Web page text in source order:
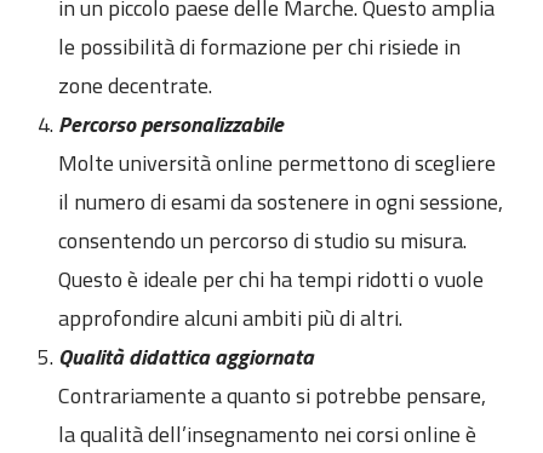
in un piccolo paese delle Marche. Questo amplia
le possibilità di formazione per chi risiede in
zone decentrate.
Percorso personalizzabile
Molte università online permettono di scegliere
il numero di esami da sostenere in ogni sessione,
consentendo un percorso di studio su misura.
Questo è ideale per chi ha tempi ridotti o vuole
approfondire alcuni ambiti più di altri.
Qualità didattica aggiornata
Contrariamente a quanto si potrebbe pensare,
la qualità dell’insegnamento nei corsi online è